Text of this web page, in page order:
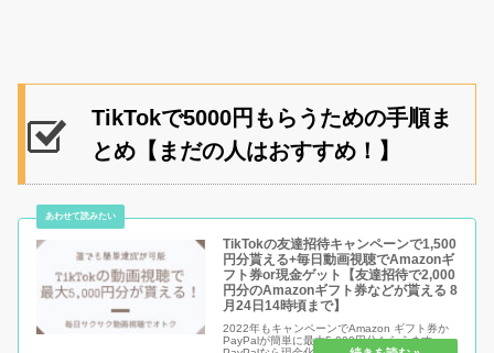
TikTokで5000円もらうための手順ま
とめ【まだの人はおすすめ！】
TikTokの友達招待キャンペーンで1,500
円分貰える+毎日動画視聴でAmazonギ
フト券or現金ゲット【友達招待で2,000
円分のAmazonギフト券などが貰える 8
月24日14時頃まで】
2022年もキャンペーンでAmazon ギフト券か
PayPalが簡単に最大5,000円分もらえます。